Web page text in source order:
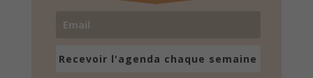
Recevoir l'agenda chaque semaine